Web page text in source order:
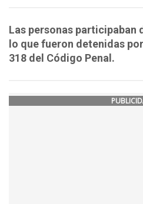
Las personas participaban
lo que fueron detenidas
318 del Código Penal.